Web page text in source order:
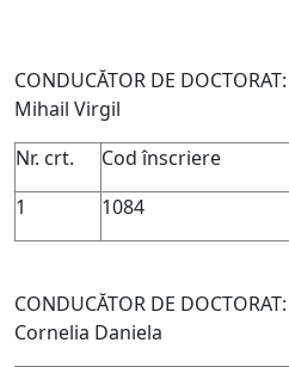
CONDUCĂTOR DE
Mihail Virgil
Nr. crt.
Cod înscriere
1
1084
CONDUCĂTOR DE
Cornelia Daniela